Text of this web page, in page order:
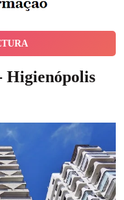
Higienópolis